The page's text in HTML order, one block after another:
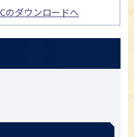
のダウンロードへ